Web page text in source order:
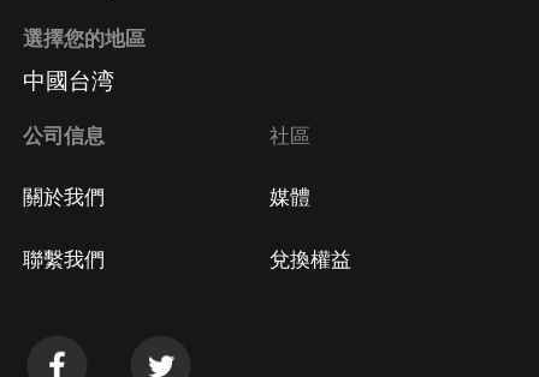
選擇您的地區
中國台湾
公司信息
關於我們
聯繫我們
社區
媒體
兌換權益